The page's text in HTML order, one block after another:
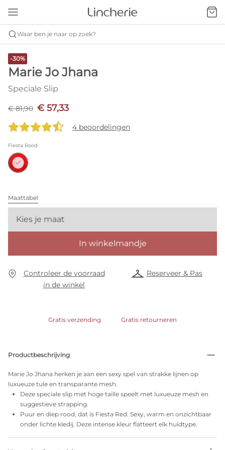
Waar ben je naar op zoek?
-30%
Marie Jo Jhana
Speciale Slip
€ 81,90 € 57,33
4 beoordelingen
Fiesta Rood
Maattabel
Kies je maat
In winkelmandje
Controleer de voorraad
in de winkel
Reserveer & Pas
Gratis verzending Gratis retourneren
Productbeschrijving
Marie Jo Jhana herken je aan een sexy spel van strakke lijnen op
luxueuze tule en transparante mesh.
Deze speciale slip met hoge taille speelt met luxueuze mesh en
suggestieve strapping.
Puur en diep rood, dat is Fiesta Red. Sexy, warm en onzichtbaar
onder lichte kledij. Deze intense kleur flatteert elk huidtype.